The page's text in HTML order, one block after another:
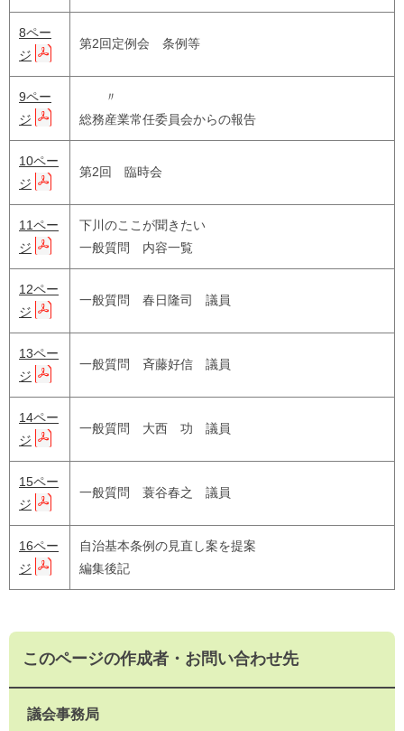
8ペー
ジ
第2回定例会 条例等
9ペー
ジ
〃
総務産業常任委員会からの報告
10ペー
ジ
第2回 臨時会
11ペー
ジ
下川のここが聞きたい
一般質問 内容一覧
12ペー
ジ
一般質問 春日隆司 議員
13ペー
ジ
一般質問 斉藤好信 議員
14ペー
ジ
一般質問 大西 功 議員
15ペー
ジ
一般質問 蓑谷春之 議員
16ペー
ジ
自治基本条例の見直し案を提案
編集後記
このページの作成者・お問い合わせ先
議会事務局